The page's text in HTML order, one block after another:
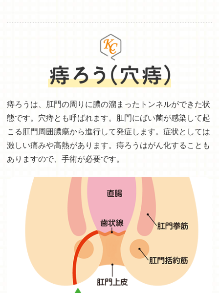
痔ろうは、肛門の周りに膿の溜まったトンネルができた状
態です。穴痔とも呼ばれます。肛門にばい菌が感染して起
こる肛門周囲膿瘍から進行して発症します。症状としては
激しい痛みや高熱があります。痔ろうはがん化することも
ありますので、手術が必要です。